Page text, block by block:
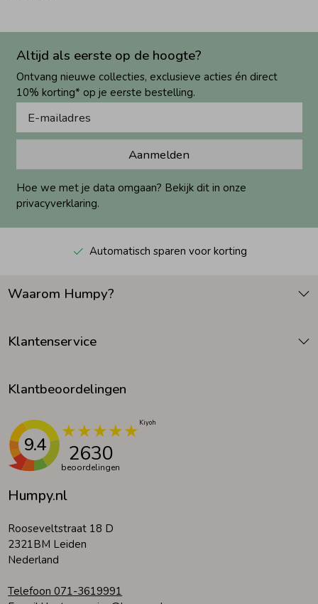
Altijd als eerste op de hoogte?
Ontvang nieuwe collecties, exclusieve acties én direct
10% korting* op je eerste bestelling.
Aanmelden
Hoe we met je data omgaan? Bekijk dit in onze
privacyverklaring.
Automatisch sparen voor korting
Humpy.nl
Rooseveltstraat 18 D
2321BM Leiden
Nederland
Telefoon 071-3619991
Waarom Humpy?
Klantenservice
Klantbeoordelingen
9.4 2630
beoordelingen